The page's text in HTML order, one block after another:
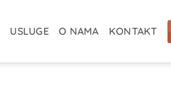
USLUGE O NAMA KONTAKT